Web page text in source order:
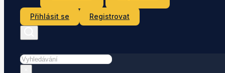
Přihlásit se Registrovat
Hledat